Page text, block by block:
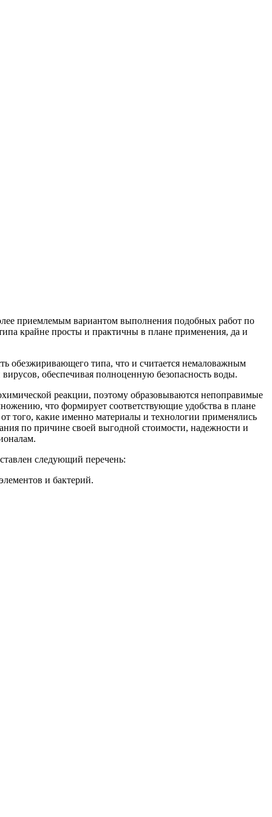
приемлемым вариантом выполнения подобных работ по
крайне просты и практичны в плане применения, да и
обезжиривающего типа, что и считается немаловажным
обеспечивая полноценную безопасность воды.
реакции, поэтому образовываются непоправимые
что формирует соответствующие удобства в плане
того, какие именно материалы и технологии применялись
по причине своей выгодной стоимости, надежности и
следующий перечень:
и бактерий.